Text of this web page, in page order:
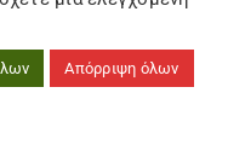
Απόρριψη όλων